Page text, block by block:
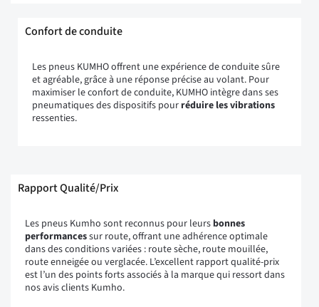
Confort de conduite
Les pneus KUMHO offrent une expérience de conduite sûre
et agréable, grâce à une réponse précise au volant. Pour
maximiser le confort de conduite, KUMHO intègre dans ses
pneumatiques des dispositifs pour réduire les vibrations
ressenties.
Rapport Qualité/Prix
Les pneus Kumho sont reconnus pour leurs bonnes
performancessur route, offrant une adhérence optimale
dans des conditions variées : route sèche, route mouillée,
route enneigée ou verglacée. L’excellent rapport qualité-prix
est l’un des points forts associés à la marque qui ressort dans
nos avis clients Kumho.